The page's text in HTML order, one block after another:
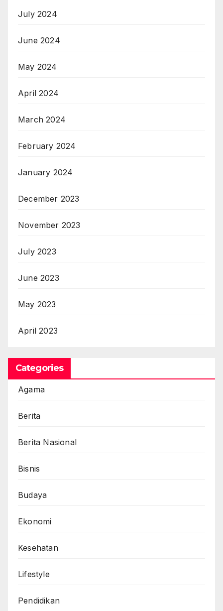
July 2024
June 2024
May 2024
April 2024
March 2024
February 2024
January 2024
December 2023
November 2023
July 2023
June 2023
May 2023
April 2023
Categories
Agama
Berita
Berita Nasional
Bisnis
Budaya
Ekonomi
Kesehatan
Lifestyle
Pendidikan